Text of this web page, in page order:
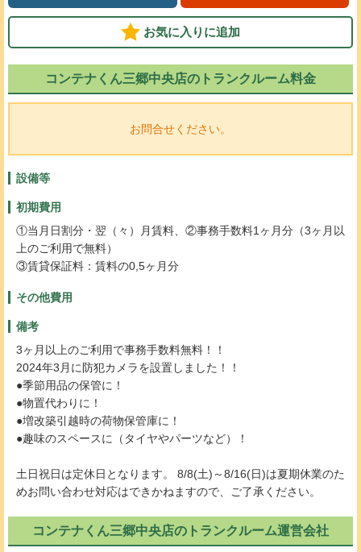
お気に入りに追加
コンテナくん三郷中央店のトランクルーム料金
お問合せください。
設備等
初期費用
①当月日割分・翌（々）月賃料、②事務手数料1ヶ月分（3ヶ月以
上のご利用で無料）
③賃貸保証料：賃料の0,5ヶ月分
その他費用
備考
3ヶ月以上のご利用で事務手数料無料！！
2024年3月に防犯カメラを設置しました！！
●季節用品の保管に！
●物置代わりに！
●増改築引越時の荷物保管庫に！
●趣味のスペースに（タイヤやパーツなど）！
土日祝日は定休日となります。 8/8(土)～8/16(日)は夏期休業のた
めお問い合わせ対応はできかねますので、ご了承ください。
コンテナくん三郷中央店のトランクルーム運営会社